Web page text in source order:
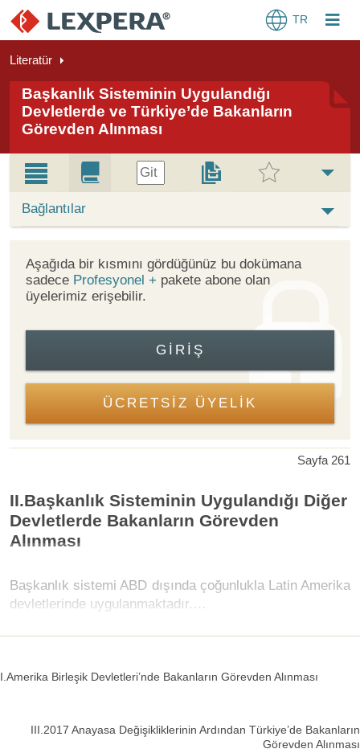
TR
Literatür
Başkanlık Sisteminin Uygulandığı
Devletlerde ve Türkiye’de Bakanların
Görevden Alınması
Git
Bağlantılar
Aşağıda bir kısmını gördüğünüz bu dokümana
sadece Profesyonel + pakete abone olan
üyelerimiz erişebilir.
GIRIŞ
ÜCRETSİZ ÜYELİK
Sayfa 261
II.Başkanlık Sisteminin Uygulandığı Diğer
Devletlerde Bakanların Görevden
Alınması
Başkanlık sistemi ABD dışında çoğunlukla Latin Amerika
devletlerinde uygulanmaktadır.…
I.Amerika Birleşik Devletleri’nde Bakanların Görevden Alınması
III.2017 Anayasa Değişikliklerinin Ardından Türkiye’de Bakanların
Görevden Alınması